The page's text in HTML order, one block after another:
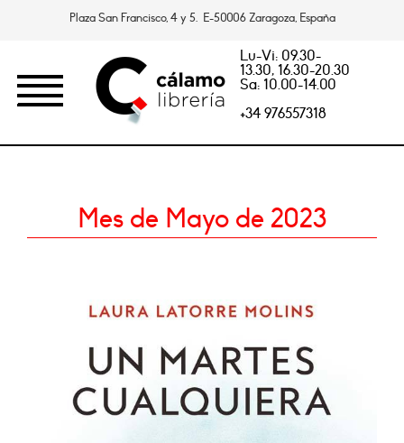
Plaza San Francisco, 4 y 5. E-50006 Zaragoza, España
Lu-Vi: 09.30-
13.30, 16.30-20.30
Sa: 10.00-14.00
+34 976557318
Mes de Mayo de 2023